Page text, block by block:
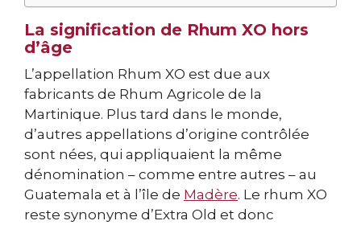
La signification de Rhum XO hors
d’âge
L’appellation Rhum XO est due aux
fabricants de Rhum Agricole de la
Martinique. Plus tard dans le monde,
d’autres appellations d’origine contrôlée
sont nées, qui appliquaient la même
dénomination – comme entre autres – au
Guatemala et à l’île de Madère. Le rhum XO
reste synonyme d’Extra Old et donc